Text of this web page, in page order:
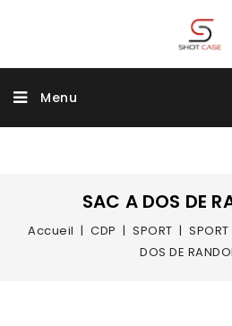
Menu
SAC A DOS DE
Accueil CDP SPORT
DOS DE